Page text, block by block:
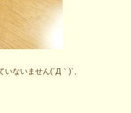
ないません(´Д｀)`、